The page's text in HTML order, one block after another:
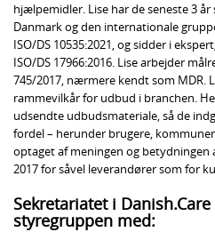
hjælpemidler. Lise har de seneste 3
Danmark og den internationale
ISO/DS 10535:2021, og sidder i
ISO/DS 17966:2016. Lise arbejder
745/2017, nærmere kendt som MDR.
rammevilkår for udbud i branchen.
udsendte udbudsmateriale, så de
fordel – herunder brugere,
optaget af meningen og betydningen
2017 for såvel leverandører som for
Sekretariatet i
styregruppen med: